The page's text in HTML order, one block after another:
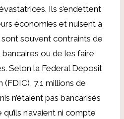
Ils s’endettent
économies et nuisent à
souvent contraints de
ou de les faire
Selon la Federal Deposit
7,1 millions de
n’étaient pas bancarisés
n’avaient ni compte